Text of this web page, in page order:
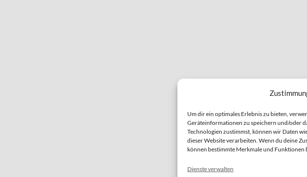
Um dir ein optimales Erlebnis zu bieten,
Geräteinformationen zu speichern und/oder
Technologien zustimmst, können wir Daten
dieser Website verarbeiten. Wenn du deine
können bestimmte Merkmale und
Dienste verwalten